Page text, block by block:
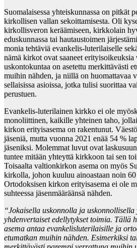
Suomalaisessa yhteiskunnassa on pitkät
kirkollisen vallan sekoittamisesta. Oli
kirkollisveron keräämiseen, kirkkolain
eduskunnassa tai hautaustoimen
monia tehtäviä evankelis-luterilaiselle
nämä kirkot ovat saaneet
uskontokuntaa on asetettu merkittävästi
muihin nähden, ja niillä on huomattavaa
sellaisissa asioissa, jotka tulisi suorittaa
perustuen.
Evankelis-luterilainen kirkko ei ole
monoliittinen, kaikille yhteinen taho,
kirkon erityisasema on rakentunut.
jäseniä, mutta vuonna 2021 enää 54 %
jäseniksi. Molemmat luvut ovat
tuntee mitään yhteyttä kirkkoon tai sen
Toisaalta valtionkirkon asema on myös
kirkolla, johon kuuluu ainoastaan noin 60
Ortodoksisen kirkon erityisasema ei ole
suhteessa jäsenmääräänsä nähden.
“Jokaisella uskonnolla ja
yhdenvertaiset edellytykset toimia. Tällä
asema antaa evankelisluterilaisille ja
etumatkan muihin nähden. Esimerkiksi